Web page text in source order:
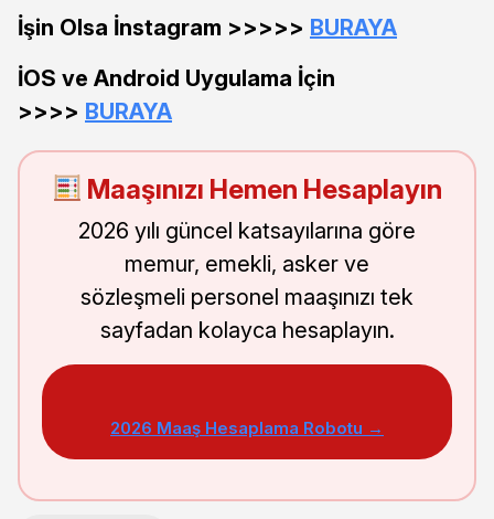
İşin Olsa İnstagram >>>>> BURAYA
İOS ve Android Uygulama İçin
>>>> BURAYA
Maaşınızı Hemen Hesaplayın
2026 yılı güncel katsayılarına göre
memur, emekli, asker ve
sözleşmeli personel maaşınızı tek
sayfadan kolayca hesaplayın.
2026 Maaş Hesaplama Robotu →